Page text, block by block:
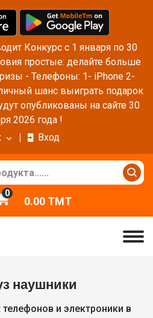
Конкурс с 1 января по 30
простые: делайте больше
- Телефоны: 1- iPhone 2-
шанс выиграть подарок
опубликованы на сайте 30
2026 года !
Вход
0
0.00TMT
наушники
и электроники в